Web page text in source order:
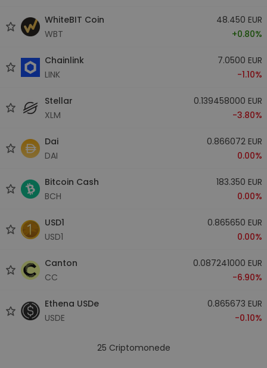
WhiteBIT Coin
WBT
48.450 EUR
+0.80%
Chainlink
LINK
7.0500 EUR
-1.10%
Stellar
XLM
0.139458000 EUR
-3.80%
Dai
DAI
0.866072 EUR
0.00%
Bitcoin Cash
BCH
183.350 EUR
0.00%
USD1
USD1
0.865650 EUR
0.00%
Canton
CC
0.087241000 EUR
-6.90%
Ethena USDe
USDE
0.865673 EUR
-0.10%
25 Criptomonede